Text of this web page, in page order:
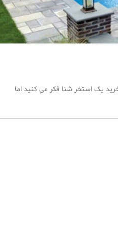
یک استخر شنا فکر می کنید اما